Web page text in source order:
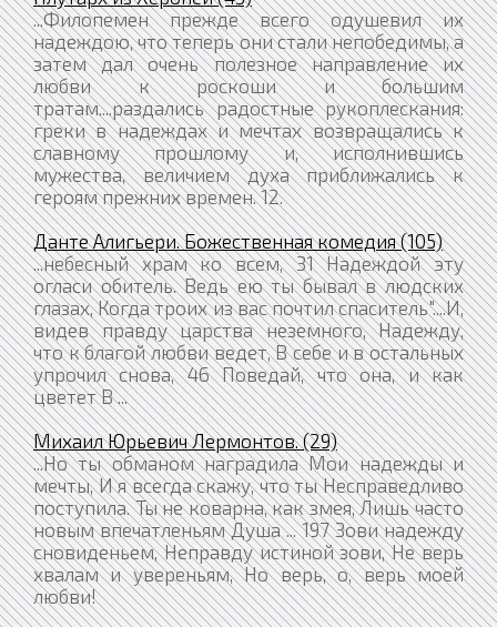
...Филопемен прежде всего одушевил их
надеждою, что теперь они стали непобедимы, а
затем дал очень полезное направление их
любви к роскоши и большим
тратам....раздались радостные рукоплескания:
греки в надеждах и мечтах возвращались к
славному прошлому и, исполнившись
мужества, величием духа приближались к
героям прежних времен. 12.
Данте Алигьери. Божественная комедия (105)
...небесный храм ко всем, 31 Надеждой эту
огласи обитель. Ведь ею ты бывал в людских
глазах, Когда троих из вас почтил спаситель"....И,
видев правду царства неземного, Надежду,
что к благой любви ведет, В себе и в остальных
упрочил снова, 46 Поведай, что она, и как
цветет В ...
Михаил Юрьевич Лермонтов. (29)
...Но ты обманом наградила Мои надежды и
мечты, И я всегда скажу, что ты Несправедливо
поступила. Ты не коварна, как змея, Лишь часто
новым впечатленьям Душа ... 197 Зови надежду
сновиденьем, Неправду истиной зови, Не верь
хвалам и увереньям, Но верь, о, верь моей
любви!